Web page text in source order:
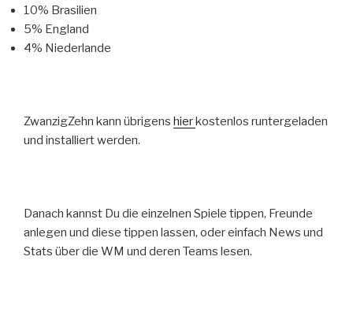
10% Brasilien
5% England
4% Niederlande
ZwanzigZehn kann übrigens hier kostenlos runtergeladen
und installiert werden.
Danach kannst Du die einzelnen Spiele tippen, Freunde
anlegen und diese tippen lassen, oder einfach News und
Stats über die WM und deren Teams lesen.